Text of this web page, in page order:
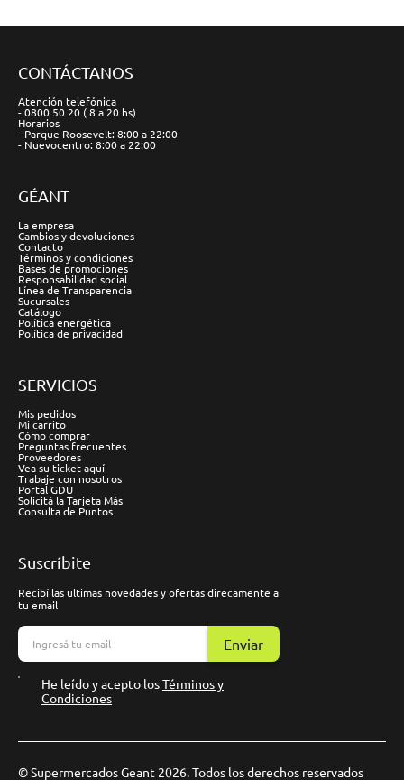
CONTÁCTANOS
Atención telefónica
- 0800 50 20 ( 8 a 20 hs)
Horarios
- Parque Roosevelt: 8:00 a 22:00
- Nuevocentro: 8:00 a 22:00
GÉANT
La empresa
Cambios y devoluciones
Contacto
Términos y condiciones
Bases de promociones
Responsabilidad social
Línea de Transparencia
Sucursales
Catálogo
Política energética
Política de privacidad
SERVICIOS
Mis pedidos
Mi carrito
Cómo comprar
Preguntas frecuentes
Proveedores
Vea su ticket aquí
Trabaje con nosotros
Portal GDU
Solicitá la Tarjeta Más
Consulta de Puntos
Suscríbite
Recibí las ultimas novedades y ofertas direcamente a
tu email
Enviar
He leído y acepto losTérminos y
Condiciones
© Supermercados Geant 2026. Todos los derechos reservados